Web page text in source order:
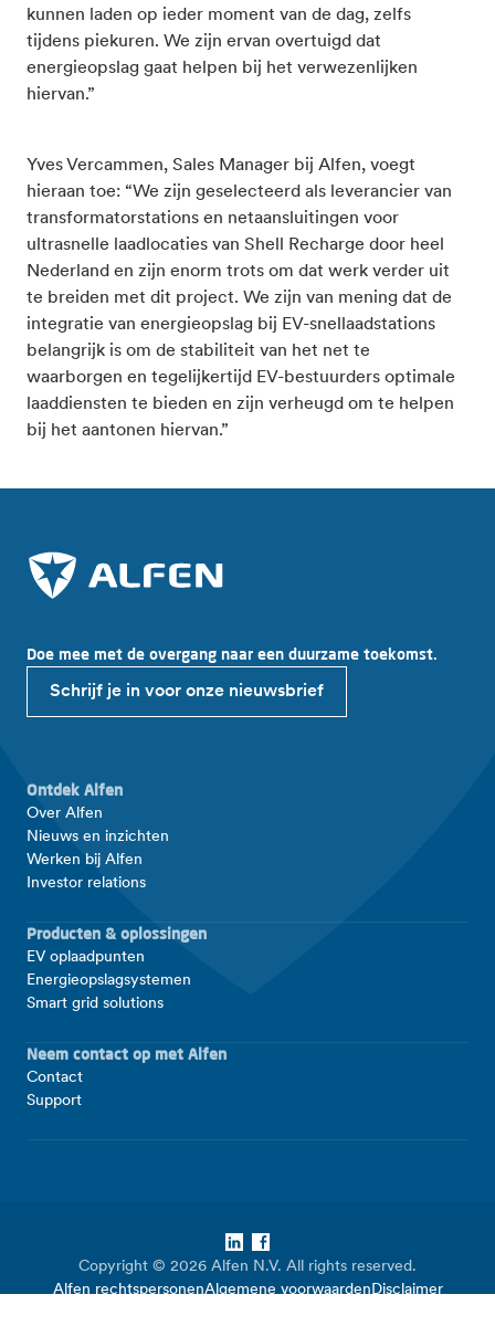
kunnen laden op ieder moment van de dag, zelfs
tijdens piekuren. We zijn ervan overtuigd dat
energieopslag gaat helpen bij het verwezenlijken
hiervan.”
Yves Vercammen, Sales Manager bij Alfen, voegt
hieraan toe: “We zijn geselecteerd als leverancier van
transformatorstations en netaansluitingen voor
ultrasnelle laadlocaties van Shell Recharge door heel
Nederland en zijn enorm trots om dat werk verder uit
te breiden met dit project. We zijn van mening dat de
integratie van energieopslag bij EV-snellaadstations
belangrijk is om de stabiliteit van het net te
waarborgen en tegelijkertijd EV-bestuurders optimale
laaddiensten te bieden en zijn verheugd om te helpen
bij het aantonen hiervan.”
Doe mee met de overgang naar een duurzame toekomst.
Schrijf je in voor onze nieuwsbrief
Ontdek Alfen
Over Alfen
Nieuws en inzichten
Werken bij Alfen
Investor relations
Producten & oplossingen
EV oplaadpunten
Energieopslagsystemen
Smart grid solutions
Neem contact op met Alfen
Contact
Support
Copyright © 2026 Alfen N.V. All rights reserved.
Alfen rechtspersonenAlgemene voorwaardenDisclaimer
LinkedIn